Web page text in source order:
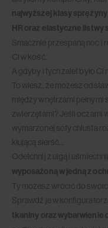
najwyższej klasy
HR oraz elastyczne listwy
Smacznie przespaną noc i
Ci w kość.
A gdyby i tych zalet było Ci
To wiesz, że możesz
między wnętrzami pełnymi
zwierzętami? Jeśli oczami
wymarzonej sofy chlusta
kłującą sierść…
Odetchnij z ulgą i
wyposażoną w jedną z
Ty możesz wrócić do
Sprawdź je w
tkaniny oraz